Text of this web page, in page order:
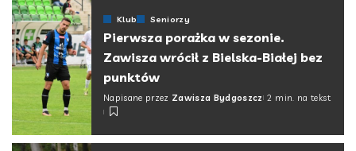
Klub Seniorzy
Pierwsza porażka w sezonie.
Zawisza wrócił z Bielska-Białej bez
punktów
Napisane przez Zawisza Bydgoszcz 2 min. na tekst